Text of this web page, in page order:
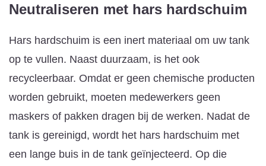
Neutraliseren met hars hardschuim
Hars hardschuim is een inert materiaal om uw tank
op te vullen. Naast duurzaam, is het ook
recycleerbaar. Omdat er geen chemische producten
worden gebruikt, moeten medewerkers geen
maskers of pakken dragen bij de werken. Nadat de
tank is gereinigd, wordt het hars hardschuim met
een lange buis in de tank geïnjecteerd. Op die